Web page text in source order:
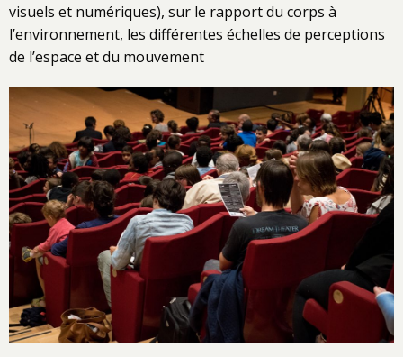
visuels et numériques), sur le rapport du corps à
l’environnement, les différentes échelles de perceptions
de l’espace et du mouvement